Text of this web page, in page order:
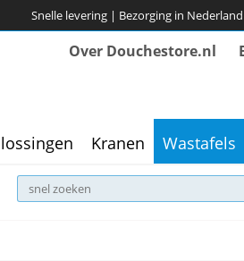
Snelle levering | Bezorging in
Over Douchestore.nl
Kranen Wastafels